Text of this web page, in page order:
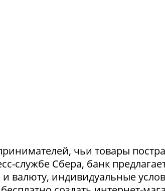
чьи товары
службе Сбера, банк
валюту, индивидуальные